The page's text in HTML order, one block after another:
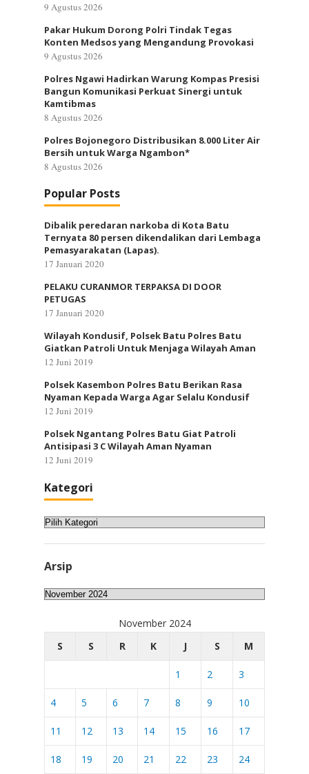
9 Agustus 2026
Pakar Hukum Dorong Polri Tindak Tegas
Konten Medsos yang Mengandung Provokasi
9 Agustus 2026
Polres Ngawi Hadirkan Warung Kompas Presisi
Bangun Komunikasi Perkuat Sinergi untuk
Kamtibmas
8 Agustus 2026
Polres Bojonegoro Distribusikan 8.000 Liter Air
Bersih untuk Warga Ngambon*
8 Agustus 2026
Popular Posts
Dibalik peredaran narkoba di Kota Batu
Ternyata 80 persen dikendalikan dari Lembaga
Pemasyarakatan (Lapas).
17 Januari 2020
PELAKU CURANMOR TERPAKSA DI DOOR
PETUGAS
17 Januari 2020
Wilayah Kondusif, Polsek Batu Polres Batu
Giatkan Patroli Untuk Menjaga Wilayah Aman
12 Juni 2019
Polsek Kasembon Polres Batu Berikan Rasa
Nyaman Kepada Warga Agar Selalu Kondusif
12 Juni 2019
Polsek Ngantang Polres Batu Giat Patroli
Antisipasi 3 C Wilayah Aman Nyaman
12 Juni 2019
Kategori
Kategori
Arsip
Arsip
November 2024
S
S R K J S M
1 2 3
4 5 6 7 8 9 10
11 12 13 14 15 16 17
18 19 20 21 22 23 24